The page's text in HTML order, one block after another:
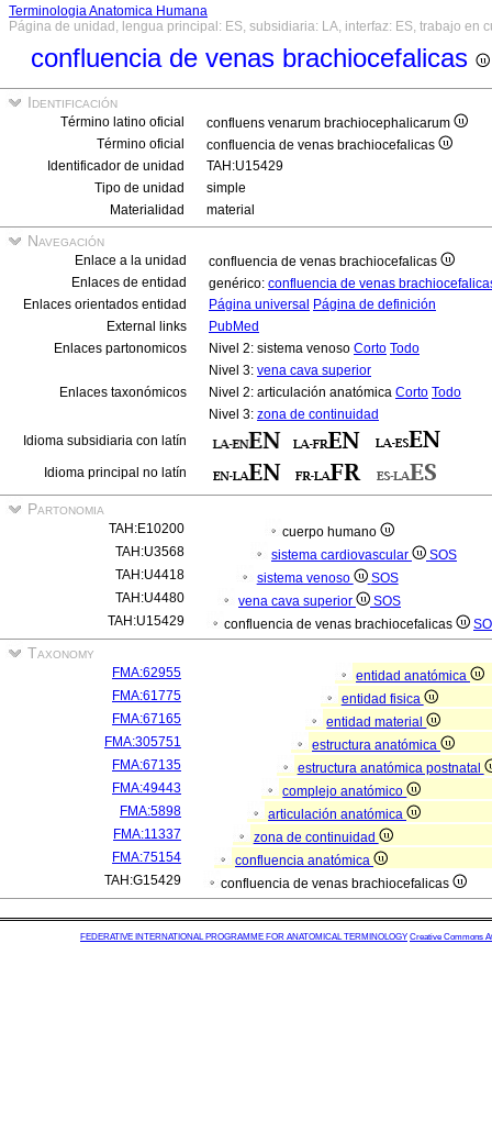
Terminologia Anatomica Humana
Página de unidad, lengua principal: ES, subsidiaria: LA, interfaz: ES, trabajo en
confluencia de venas brachiocefalicas
Identificación
Término latino oficial
confluens venarum brachiocephalicarum
Término oficial
confluencia de venas brachiocefalicas
Identificador de unidad
TAH:U15429
Tipo de unidad
simple
Materialidad
material
Navegación
Enlace a la unidad
confluencia de venas brachiocefalicas
Enlaces de entidad
genérico: confluencia de venas
Enlaces orientados entidad
Página universal Página de definición
External links
PubMed
Enlaces partonomicos
Nivel 2: sistema venoso Corto Todo
Nivel 3: vena cava superior
Enlaces taxonómicos
Nivel 2: articulación anatómica Corto Todo
Nivel 3: zona de continuidad
Idioma subsidiaria con latín
Idioma principal no latín
Partonomia
TAH:E10200
cuerpo humano
TAH:U3568
sistema cardiovascular
SOS
TAH:U4418
sistema venoso
SOS
TAH:U4480
vena cava superior
SOS
TAH:U15429
confluencia de venas brachiocefalicas
Taxonomy
FMA:62955
entidad anatómica
FMA:61775
entidad fisica
FMA:67165
entidad material
FMA:305751
estructura anatómica
FMA:67135
estructura anatómica postnatal
FMA:49443
complejo anatómico
FMA:5898
articulación anatómica
FMA:11337
zona de continuidad
FMA:75154
confluencia anatómica
TAH:G15429
confluencia de venas brachiocefalicas
FEDERATIVE INTERNATIONAL PROGRAMME FOR ANATOMICAL TERMINOLOGY Creative Commons